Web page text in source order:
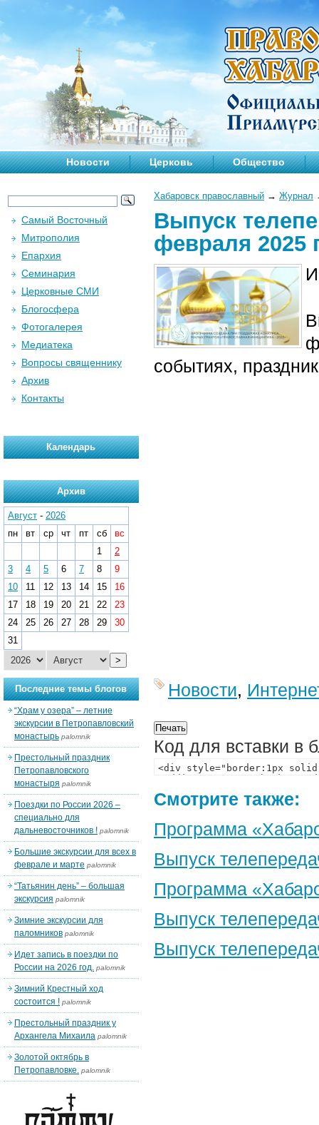
Новости Церковь Общество
Хабаровск православный → Журнал
Выпуск
февраля 2025
событиях,
Новости,
Код для вставки в
Смотрите также:
Программа
Выпуск
Программа
Выпуск
Выпуск
Самый Восточный
Митрополия
Епархия
Семинария
Церковные СМИ
Блогосфера
Фотогалерея
Медиатека
Вопросы священнику
Архив
Контакты
Календарь
Архив
Август - 2026
пн
вт ср чт пт сб
вс
1
2
3
4 5 6 7 8
9
10
11 12 13 14 15
16
17
18 19 20 21 22
23
24
25 26 27 28 29
30
31
>
Последние темы блогов
“Храм у озера” – летние
экскурсии в Петропавловский
монастырь palomnik
Престольный праздник
Петропавловского
монастыря palomnik
Поездки по России 2026 –
специально для
дальневосточников ! palomnik
Большие экскурсии для всех в
феврале и марте palomnik
“Татьянин день” – большая
экскурсия palomnik
Зимние экскурсии для
паломников palomnik
Идет запись в поездки по
России на 2026 год. palomnik
Зимний Крестный ход
состоится ! palomnik
Престольный праздник у
Архангела Михаила palomnik
Золотой октябрь в
Петропавловке. palomnik